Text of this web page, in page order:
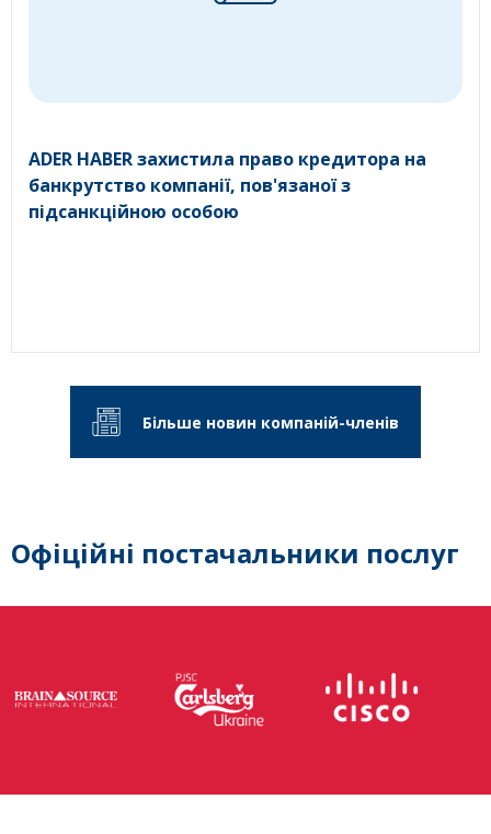
ADER HABER захистила право кредитора на
банкрутство компанії, пов'язаної з
підсанкційною особою
Більше новин компаній-членів
Офіційні постачальники послуг